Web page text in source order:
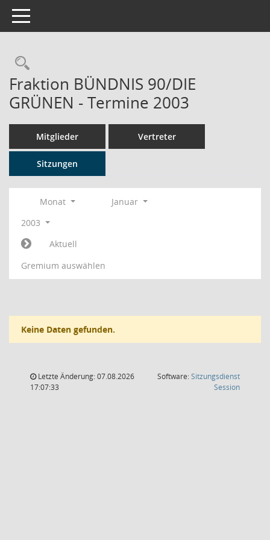
Toggle navigation
Rechercheauswahl
Fraktion BÜNDNIS 90/DIE
GRÜNEN - Termine 2003
Mitglieder Vertreter
Sitzungen
Monat
Januar
2003
Aktuell
Gremium auswählen
Keine Daten gefunden.
Letzte Änderung: 07.08.2026
17:07:33
Software:Sitzungsdienst
Session(Wird in